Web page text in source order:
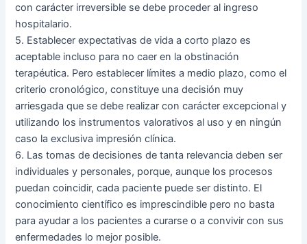
con carácter irreversible se debe proceder al ingreso
hospitalario.
5. Establecer expectativas de vida a corto plazo es
aceptable incluso para no caer en la obstinación
terapéutica. Pero establecer límites a medio plazo, como el
criterio cronológico, constituye una decisión muy
arriesgada que se debe realizar con carácter excepcional y
utilizando los instrumentos valorativos al uso y en ningún
caso la exclusiva impresión clínica.
6. Las tomas de decisiones de tanta relevancia deben ser
individuales y personales, porque, aunque los procesos
puedan coincidir, cada paciente puede ser distinto. El
conocimiento científico es imprescindible pero no basta
para ayudar a los pacientes a curarse o a convivir con sus
enfermedades lo mejor posible.